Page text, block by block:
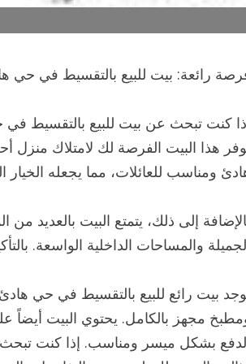
رائعة: بيت للبيع بالتقسيط في حي
كنت تبحث عن بيت للبيع بالتقسيط
هذا البيت الفرصة لك لامتلاك منزل
ومناسب للعائلات، مما يجعله الخيار
إلى ذلك، يتمتع البيت بالعديد من
والمساحات الداخلية الواسعة.
بيت رائع للبيع بالتقسيط في حي
مجهز بالكامل. يحتوي البيت أيضاً
بشكل ميسر ومناسب. إذا كنت